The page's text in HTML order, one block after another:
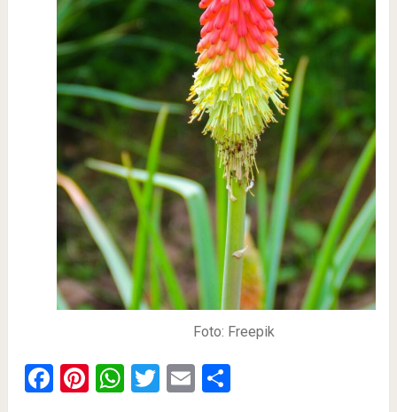
Foto: Freepik
Facebook
Pinterest
WhatsApp
Twitter
EmailShare